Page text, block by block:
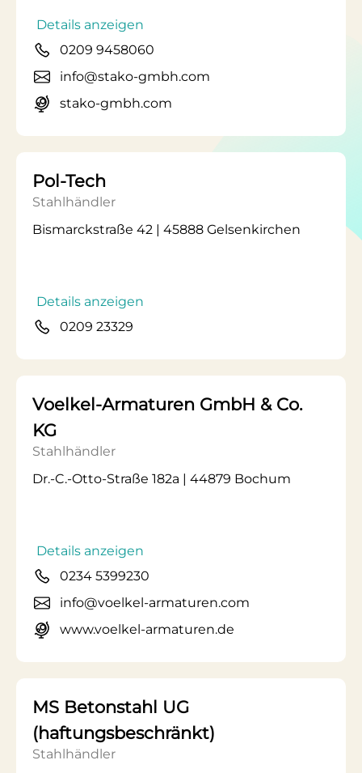
Details anzeigen
0209 9458060
info@stako-gmbh.com
stako-gmbh.com
Pol-Tech
Stahlhändler
Bismarckstraße 42 | 45888 Gelsenkirchen
Details anzeigen
0209 23329
Voelkel-Armaturen GmbH & Co.
KG
Stahlhändler
Dr.-C.-Otto-Straße 182a | 44879 Bochum
Details anzeigen
0234 5399230
info@voelkel-armaturen.com
www.voelkel-armaturen.de
MS Betonstahl UG
(haftungsbeschränkt)
Stahlhändler